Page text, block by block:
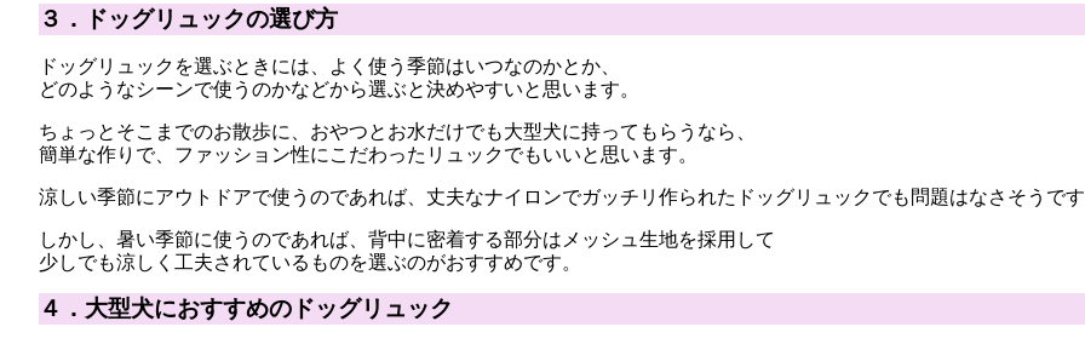
３．ドッグリュックの選び方
ドッグリュックを選ぶときには、よく使う季節はいつなのかとか、
どのようなシーンで使うのかなどから選ぶと決めやすいと思います。
ちょっとそこまでのお散歩に、おやつとお水だけでも大型犬に持ってもらうなら、
簡単な作りで、ファッション性にこだわったリュックでもいいと思います。
涼しい季節にアウトドアで使うのであれば、丈夫なナイロンでガッチリ作られたドッグリュックでも問題はなさそうで
しかし、暑い季節に使うのであれば、背中に密着する部分はメッシュ生地を採用して
少しでも涼しく工夫されているものを選ぶのがおすすめです。
４．大型犬におすすめのドッグリュック